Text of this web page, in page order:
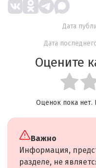
Дата
Дата
Оцените
Оценок пока нет.
Важно
Информация,
разделе, не